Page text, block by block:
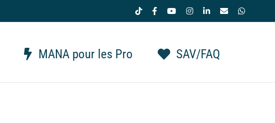
Tiktok FacebookYouTubeInstagramLinkedIn
Email
MANA pour les Pro SAV/FAQ